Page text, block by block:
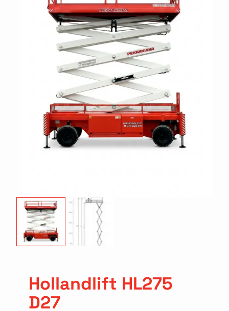
Hollandlift HL275
D27